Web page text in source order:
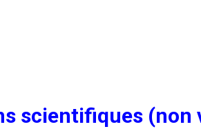
scientifiques (non